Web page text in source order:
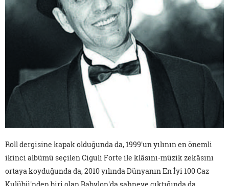
Roll dergisine kapak olduğunda da, 1999'un yılının en önemli
ikinci albümü seçilen Ciguli Forte ile klâsını-müzik zekâsını
ortaya koyduğunda da, 2010 yılında Dünyanın En İyi 100 Caz